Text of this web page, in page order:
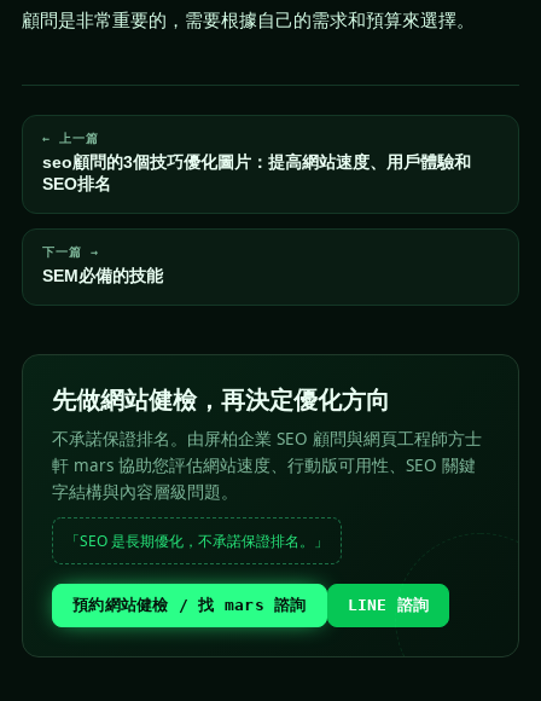
顧問是非常重要的，需要根據自己的需求和預算來選擇。
← 上一篇
seo顧問的3個技巧優化圖片：提高網站速度、用戶體驗和
SEO排名
下一篇 →
SEM必備的技能
先做網站健檢，再決定優化方向
不承諾保證排名。由屏柏企業 SEO 顧問與網頁工程師方士
軒 mars 協助您評估網站速度、行動版可用性、SEO 關鍵
字結構與內容層級問題。
「SEO 是長期優化，不承諾保證排名。」
預約網站健檢 / 找 mars 諮詢 LINE 諮詢